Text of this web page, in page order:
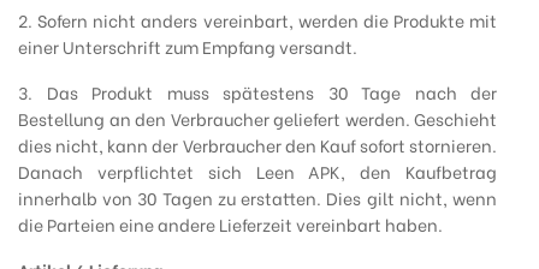
2. Sofern nicht anders vereinbart, werden die Produkte mit
einer Unterschrift zum Empfang versandt.
3. Das Produkt muss spätestens 30 Tage nach der
Bestellung an den Verbraucher geliefert werden. Geschieht
dies nicht, kann der Verbraucher den Kauf sofort stornieren.
Danach verpflichtet sich Leen APK, den Kaufbetrag
innerhalb von 30 Tagen zu erstatten. Dies gilt nicht, wenn
die Parteien eine andere Lieferzeit vereinbart haben.